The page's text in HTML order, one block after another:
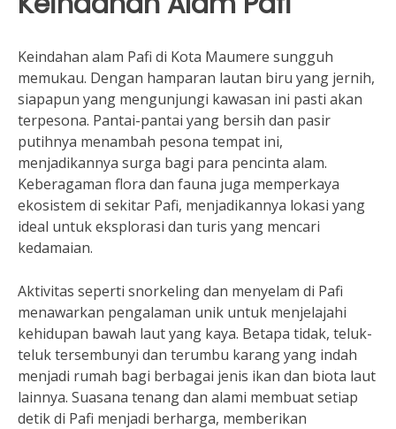
Keindahan alam Pafi di Kota Maumere sungguh
memukau. Dengan hamparan lautan biru yang jernih,
siapapun yang mengunjungi kawasan ini pasti akan
terpesona. Pantai-pantai yang bersih dan pasir
putihnya menambah pesona tempat ini,
menjadikannya surga bagi para pencinta alam.
Keberagaman flora dan fauna juga memperkaya
ekosistem di sekitar Pafi, menjadikannya lokasi yang
ideal untuk eksplorasi dan turis yang mencari
kedamaian.
Aktivitas seperti snorkeling dan menyelam di Pafi
menawarkan pengalaman unik untuk menjelajahi
kehidupan bawah laut yang kaya. Betapa tidak, teluk-
teluk tersembunyi dan terumbu karang yang indah
menjadi rumah bagi berbagai jenis ikan dan biota laut
lainnya. Suasana tenang dan alami membuat setiap
detik di Pafi menjadi berharga, memberikan